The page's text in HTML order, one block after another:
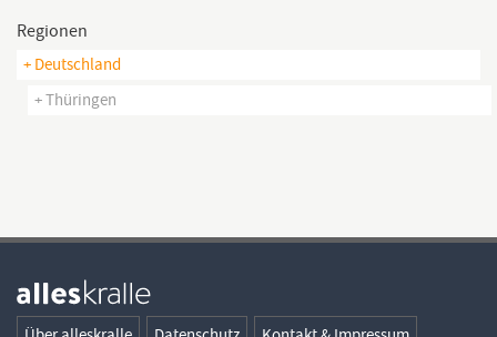
Regionen
+ Deutschland
+ Thüringen